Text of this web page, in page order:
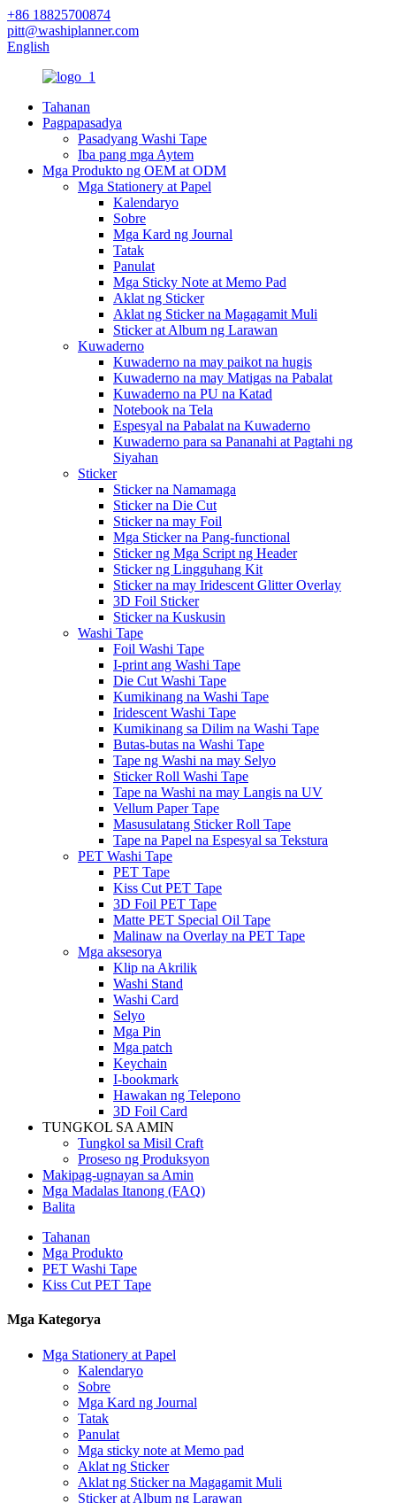
+86 18825700874
pitt@washiplanner.com
English
Tahanan
Pagpapasadya
Pasadyang Washi Tape
Iba pang mga Aytem
Mga Produkto ng OEM at ODM
Mga Stationery at Papel
Kalendaryo
Sobre
Mga Kard ng Journal
Tatak
Panulat
Mga Sticky Note at Memo Pad
Aklat ng Sticker
Aklat ng Sticker na Magagamit Muli
Sticker at Album ng Larawan
Kuwaderno
Kuwaderno na may paikot na hugis
Kuwaderno na may Matigas na Pabalat
Kuwaderno na PU na Katad
Notebook na Tela
Espesyal na Pabalat na Kuwaderno
Kuwaderno para sa Pananahi at Pagtahi ng
Siyahan
Sticker
Sticker na Namamaga
Sticker na Die Cut
Sticker na may Foil
Mga Sticker na Pang-functional
Sticker ng Mga Script ng Header
Sticker ng Lingguhang Kit
Sticker na may Iridescent Glitter Overlay
3D Foil Sticker
Sticker na Kuskusin
Washi Tape
Foil Washi Tape
I-print ang Washi Tape
Die Cut Washi Tape
Kumikinang na Washi Tape
Iridescent Washi Tape
Kumikinang sa Dilim na Washi Tape
Butas-butas na Washi Tape
Tape ng Washi na may Selyo
Sticker Roll Washi Tape
Tape na Washi na may Langis na UV
Vellum Paper Tape
Masusulatang Sticker Roll Tape
Tape na Papel na Espesyal sa Tekstura
PET Washi Tape
PET Tape
Kiss Cut PET Tape
3D Foil PET Tape
Matte PET Special Oil Tape
Malinaw na Overlay na PET Tape
Mga aksesorya
Klip na Akrilik
Washi Stand
Washi Card
Selyo
Mga Pin
Mga patch
Keychain
I-bookmark
Hawakan ng Telepono
3D Foil Card
TUNGKOL SA AMIN
Tungkol sa Misil Craft
Proseso ng Produksyon
Makipag-ugnayan sa Amin
Mga Madalas Itanong (FAQ)
Balita
Tahanan
Mga Produkto
PET Washi Tape
Kiss Cut PET Tape
Mga Kategorya
Mga Stationery at Papel
Kalendaryo
Sobre
Mga Kard ng Journal
Tatak
Panulat
Mga sticky note at Memo pad
Aklat ng Sticker
Aklat ng Sticker na Magagamit Muli
Sticker at Album ng Larawan